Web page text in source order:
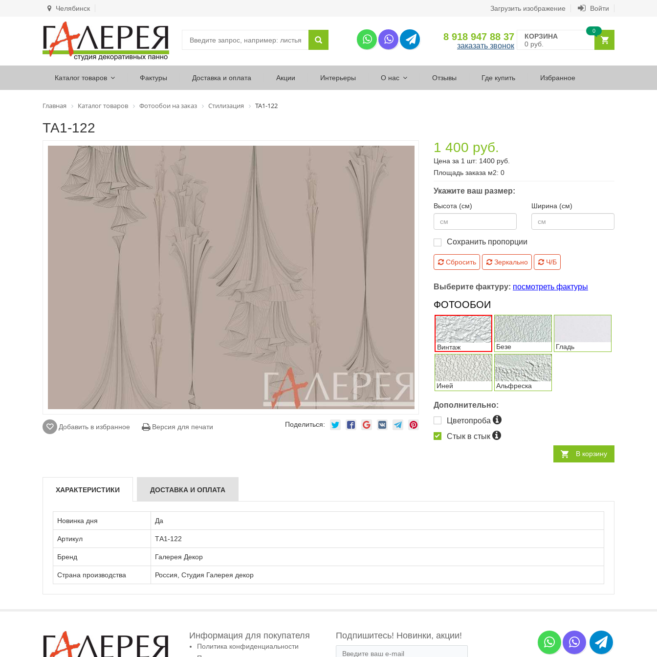
Челябинск Загрузить изображение Войти
8 918 947 88 37
заказать звонок
КОРЗИНА
0 руб.
0
Каталог товаров Фактуры Доставка и оплата Акции Интерьеры О нас Отзывы Где купить Избранное
Главная Каталог товаров Фотообои на заказ Стилизация ТА1-122
ТА1-122
Добавить в избранное Версия для печати Поделиться:
1 400 руб.
Цена за 1 шт: 1400 руб.
Площадь заказа м2: 0
Укажите ваш размер:
Высота (см) Ширина (см)
Сохранить пропорции
Сбросить Зеркально Ч/Б
Выберите фактуру: посмотреть фактуры
ФОТООБОИ
Винтаж Безе Гладь
Иней Альфреска
Дополнительно:
Цветопроба
Стык в стык
В корзину
ХАРАКТЕРИСТИКИ ДОСТАВКА И ОПЛАТА
Новинка дня Да
Артикул ТА1-122
Бренд Галерея Декор
Страна производства Россия, Студия Галерея декор
Информация для покупателя
Политика конфиденциальности
Подпишитесь! Новинки, акции!